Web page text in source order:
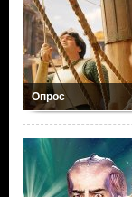
Опрос